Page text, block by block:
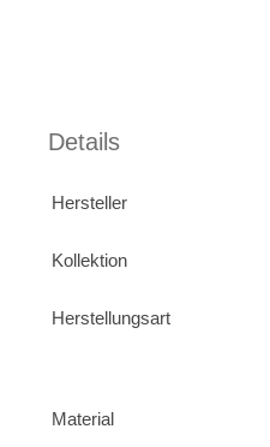
Details
Hersteller
Kollektion
Herstellungsart
Material